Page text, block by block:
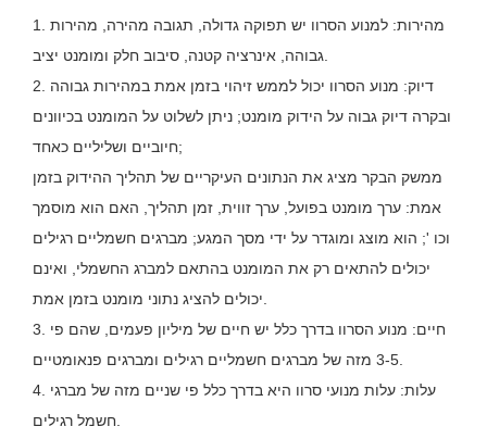
1. מהירות: למנוע הסרוו יש תפוקה גדולה, תגובה מהירה, מהירות
גבוהה, אינרציה קטנה, סיבוב חלק ומומנט יציב.
2. דיוק: מנוע הסרוו יכול לממש זיהוי בזמן אמת במהירות גבוהה
ובקרה דיוק גבוה על הידוק מומנט; ניתן לשלוט על המומנט בכיוונים
חיוביים ושליליים כאחד;
ממשק הבקר מציג את הנתונים העיקריים של תהליך ההידוק בזמן
אמת: ערך מומנט בפועל, ערך זווית, זמן תהליך, האם הוא מוסמך
וכו '; הוא מוצג ומוגדר על ידי מסך המגע; מברגים חשמליים רגילים
יכולים להתאים רק את המומנט בהתאם למברג החשמלי, ואינם
יכולים להציג נתוני מומנט בזמן אמת.
3. חיים: מנוע הסרוו בדרך כלל יש חיים של מיליון פעמים, שהם פי
3-5 מזה של מברגים חשמליים רגילים ומברגים פנאומטיים.
4. עלות: עלות מנועי סרוו היא בדרך כלל פי שניים מזה של מברגי
חשמל רגילים.